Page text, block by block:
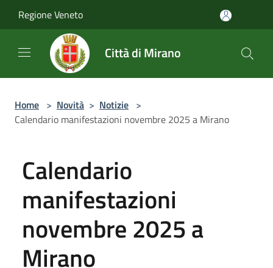
Regione Veneto
Città di Mirano
Home > Novità > Notizie >
Calendario manifestazioni novembre 2025 a Mirano
Calendario
manifestazioni
novembre 2025 a
Mirano